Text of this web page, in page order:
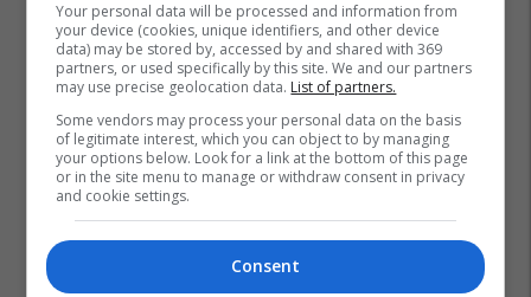
Pashtetat MEKA - zgjedhje
praktike për mëngjes, piknik
dhe rrugë
MEKA HALAL FOOD
Konkurset e javës në Telegrafi
Jobs: Mundësi të reja për
zhvillimin tuaj profesional
Telegrafi Jobs
Your personal data will be processed and information from
your device (cookies, unique identifiers, and other device
data) may be stored by, accessed by and shared with 369
partners, or used specifically by this site. We and our partners
may use precise geolocation data. List of partners.
Some vendors may process your personal data on the basis
of legitimate interest, which you can object to by managing
your options below. Look for a link at the bottom of this page
or in the site menu to manage or withdraw consent in privacy
and cookie settings.
Consent